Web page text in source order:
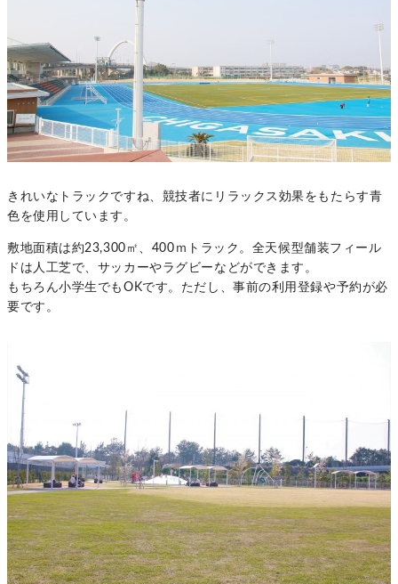
きれいなトラックですね、競技者にリラックス効果をもたらす青
色を使用しています。
敷地面積は約23,300㎡、400ｍトラック。全天候型舗装フィール
ドは人工芝で、サッカーやラグビーなどができます。
もちろん小学生でもOKです。ただし、事前の利用登録や予約が必
要です。